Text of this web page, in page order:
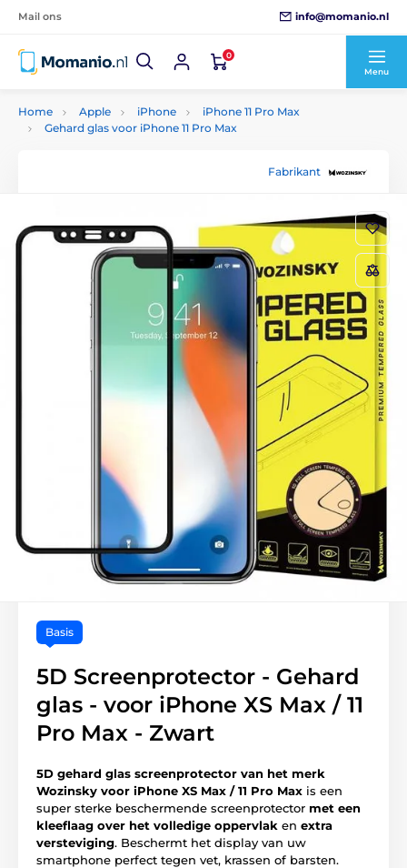
Mail ons info@momanio.nl
0
Menu
Home Apple iPhone
iPhone 11 Pro Max
Gehard glas voor iPhone 11 Pro Max
Fabrikant
Basis
5D Screenprotector - Gehard
glas - voor iPhone XS Max / 11
Pro Max - Zwart
5D gehard glas screenprotector van het merk
Wozinsky voor iPhone XS Max / 11 Pro Max is een
super sterke beschermende screenprotector met een
kleeflaag over het volledige oppervlak en extra
versteviging. Beschermt het display van uw
smartphone perfect tegen vet, krassen of barsten.